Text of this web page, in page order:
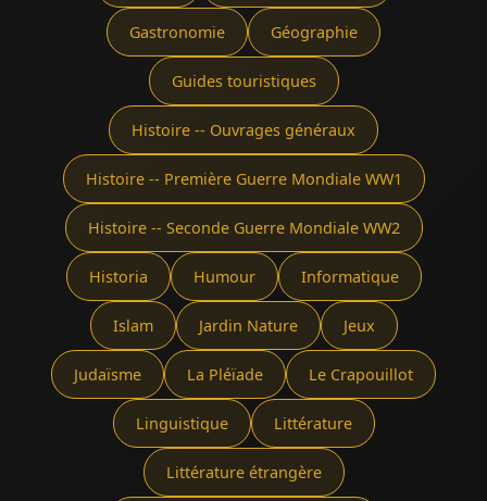
Gastronomie Géographie
Guides touristiques
Histoire -- Ouvrages généraux
Histoire -- Première Guerre Mondiale WW1
Histoire -- Seconde Guerre Mondiale WW2
Historia Humour Informatique
Islam Jardin Nature Jeux
Judaïsme La Pléïade Le Crapouillot
Linguistique Littérature
Littérature étrangère